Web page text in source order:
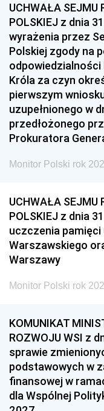
UCHWAŁA SEJMU
POLSKIEJ z dnia
wyrażenia przez
Polskiej zgody na
odpowiedzialności
Króla za czyn
pierwszym
uzupełnionego w
przedłożonego
Prokuratora
Monitor Polski rok
UCHWAŁA SEJMU
POLSKIEJ z dnia
uczczenia
Warszawskiego
Warszawy
Monitor Polski rok
KOMUNIKAT
ROZWOJU WSI z
sprawie
podstawowych w
finansowej w
dla Wspólnej